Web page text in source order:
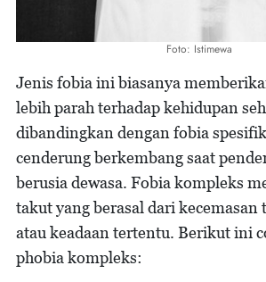
Foto: Istimewa
Jenis fobia ini biasanya
lebih parah terhadap kehidupan
dibandingkan dengan fobia
cenderung berkembang saat
berusia dewasa. Fobia kompleks
takut yang berasal dari kecemasan
atau keadaan tertentu. Berikut ini
phobia kompleks: